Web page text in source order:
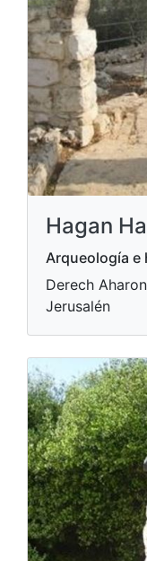
Hagan
Arqueología e
Derech
Jerusalén